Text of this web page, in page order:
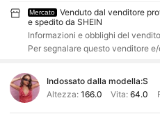
Mercato
Venduto dal venditore
e spedito da SHEIN
Informazioni e obblighi del
Per segnalare questo venditore
Indossato dalla modella:S
Altezza: 166.0 Vita:64.0